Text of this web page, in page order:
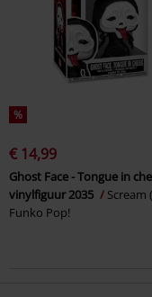
%
€ 14,99
Ghost Face - Tongue in
vinylfiguur 2035
Scream
Funko Pop!